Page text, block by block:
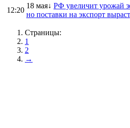
12:20
18 мая↓ РФ увеличит урожай
но поставки на экспорт
Страницы:
1
2
→